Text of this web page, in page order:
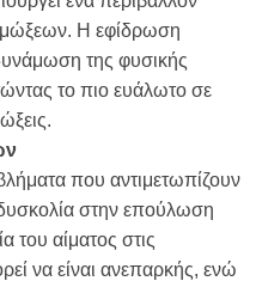
Η εφίδρωση
της φυσικής
το πιο ευάλωτο σε
που αντιμετωπίζουν
στην επούλωση
του αίματος στις
να είναι ανεπαρκής, ενώ